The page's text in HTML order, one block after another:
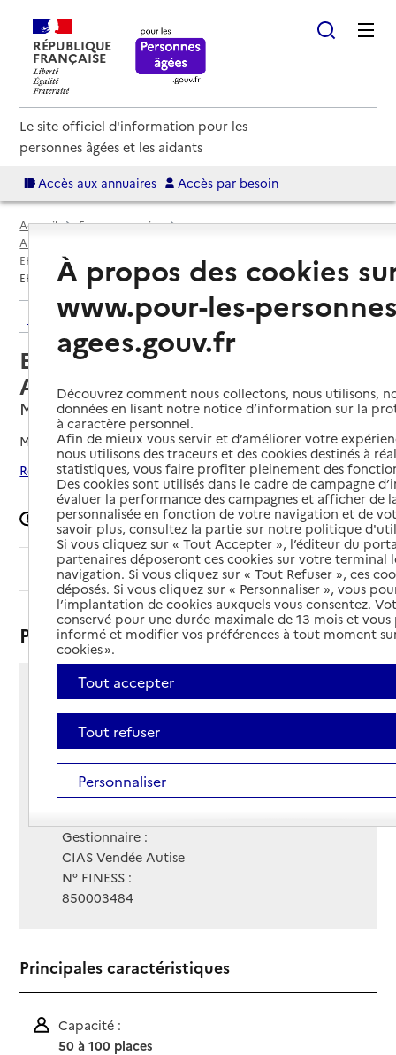
RÉPUBLIQUE
FRANÇAISE
Le site officiel d'information pour les
personnes âgées et les aidants
Accès aux annuaires Accès par besoin
Accueil
Espace annuaire
Annuaire EHPAD et maisons de retraite
EHPAD par département
Vendée (85)
Maillezais
EHPAD Multisite Vendée - Sèvre Autise
Retour aux résultats de l'annuaire
EHPAD Multisite Vendée - Sèvre
Autise
Maillezais, VENDEE
Mis à jour le19/05/2025
Rechercher les établissements autour de Maillezais
Signaler une erreur
Sommaire
Présentation
12 impasse julie boeuf
85420 - Maillezais
Voir itinéraire
02 51 00 74 69
Contact
Contact
Gestionnaire :
CIAS Vendée Autise
N° FINESS :
850003484
Principales caractéristiques
Capacité :
50 à 100 places
À propos des cookies
www.pour-les-
agees.gouv.fr
Découvrez comment nous collectons, nous utilisons,
données en lisant notre notice d’information sur la
à caractère personnel.
Afin de mieux vous servir et d’améliorer votre
nous utilisons des traceurs et des cookies destinés à
statistiques, vous faire profiter pleinement des
Des cookies sont utilisés dans le cadre de campagne
évaluer la performance des campagnes et afficher de
personnalisée en fonction de votre navigation et de
savoir plus, consultez la partie sur notre politique
Si vous cliquez sur « Tout Accepter », l’éditeur du
partenaires déposeront ces cookies sur votre terminal
navigation. Si vous cliquez sur « Tout Refuser », ces
déposés. Si vous cliquez sur « Personnaliser », vous
l’implantation de cookies auxquels vous consentez.
conservé pour une durée maximale de 13 mois et
informé et modifier vos préférences à tout moment
cookies ».
Tout accepter
Tout refuser
Personnaliser